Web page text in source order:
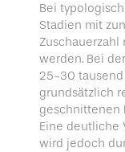
Bei
Stadien mit
werden. Bei
25-30 tausend
grundsätzlich
geschnittenen
Eine deutliche
wird jedoch